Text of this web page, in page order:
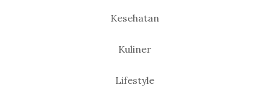
Kesehatan
Kuliner
Lifestyle